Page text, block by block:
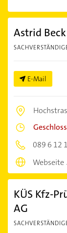
Astrid
E-Mail
089 6 12
Webseite
KÜS Kfz-
AG